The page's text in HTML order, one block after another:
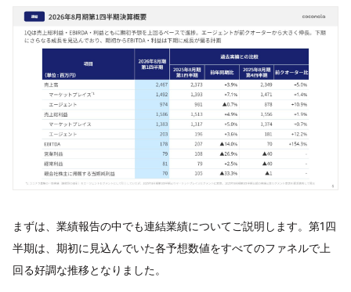
まずは、業績報告の中でも連結業績についてご説明します。第1四
半期は、期初に見込んでいた各予想数値をすべてのファネルで上
回る好調な推移となりました。